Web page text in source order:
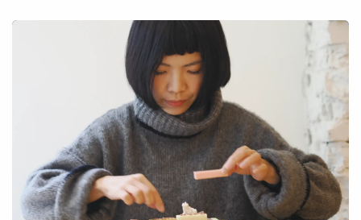
倫，十多年前開始研究香草，並在阿嬤淡水重建街上的老
房子成立「香草街屋」，從事香...